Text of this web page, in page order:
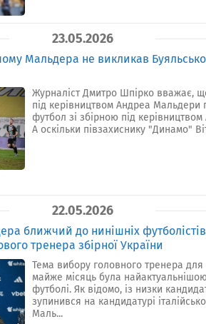
23.05.2026
Мальдера не викликав
Журналіст Дмитро Шпірко вважає,
під керівництвом Андреа Мальдери
футбол зі збірною під
А оскільки півзахиснику "Динамо"
22.05.2026
ближчий до нинішніх
тренера збірної України
Тема вибору головного тренера для
майже місяць була
футболі. Як відомо, із низки
зупинився на кандидатурі
Маль...